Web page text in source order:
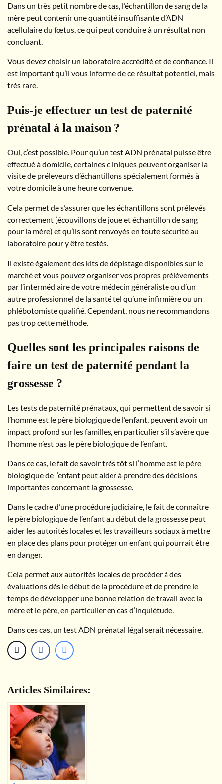
Dans un très petit nombre de cas, l’échantillon de sang de la
mère peut contenir une quantité insuffisante d’ADN
acellulaire du fœtus, ce qui peut conduire à un résultat non
concluant.
Vous devez choisir un laboratoire accrédité et de confiance. Il
est important qu’il vous informe de ce résultat potentiel, mais
très rare.
Puis-je effectuer un test de paternité
prénatal à la maison ?
Oui, c’est possible. Pour qu’un test ADN prénatal puisse être
effectué à domicile, certaines cliniques peuvent organiser la
visite de préleveurs d’échantillons spécialement formés à
votre domicile à une heure convenue.
Cela permet de s’assurer que les échantillons sont prélevés
correctement (écouvillons de joue et échantillon de sang
pour la mère) et qu’ils sont renvoyés en toute sécurité au
laboratoire pour y être testés.
Il existe également des kits de dépistage disponibles sur le
marché et vous pouvez organiser vos propres prélèvements
par l’intermédiaire de votre médecin généraliste ou d’un
autre professionnel de la santé tel qu’une infirmière ou un
phlébotomiste qualifié. Cependant, nous ne recommandons
pas trop cette méthode.
Quelles sont les principales raisons de
faire un test de paternité pendant la
grossesse ?
Les tests de paternité prénataux, qui permettent de savoir si
l’homme est le père biologique de l’enfant, peuvent avoir un
impact profond sur les familles, en particulier s’il s’avère que
l’homme n’est pas le père biologique de l’enfant.
Dans ce cas, le fait de savoir très tôt si l’homme est le père
biologique de l’enfant peut aider à prendre des décisions
importantes concernant la grossesse.
Dans le cadre d’une procédure judiciaire, le fait de connaître
le père biologique de l’enfant au début de la grossesse peut
aider les autorités locales et les travailleurs sociaux à mettre
en place des plans pour protéger un enfant qui pourrait être
en danger.
Cela permet aux autorités locales de procéder à des
évaluations dès le début de la procédure et de prendre le
temps de développer une bonne relation de travail avec la
mère et le père, en particulier en cas d’inquiétude.
Dans ces cas, un test ADN prénatal légal serait nécessaire.
Articles Similaires: